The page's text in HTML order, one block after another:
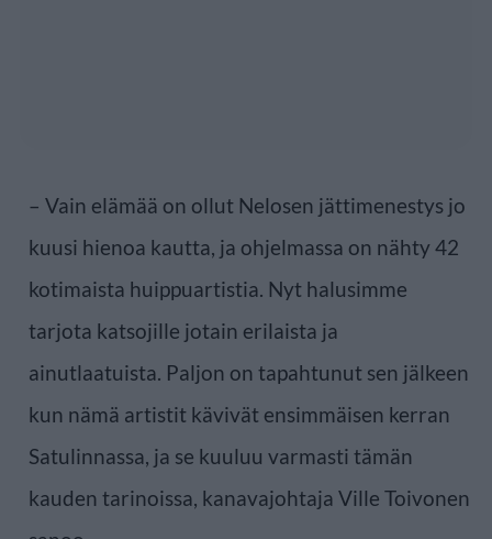
– Vain elämää on ollut Nelosen jättimenestys jo
kuusi hienoa kautta, ja ohjelmassa on nähty 42
kotimaista huippuartistia. Nyt halusimme
tarjota katsojille jotain erilaista ja
ainutlaatuista. Paljon on tapahtunut sen jälkeen
kun nämä artistit kävivät ensimmäisen kerran
Satulinnassa, ja se kuuluu varmasti tämän
kauden tarinoissa, kanavajohtaja Ville Toivonen